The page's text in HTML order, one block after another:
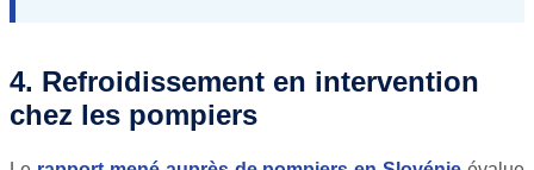
4. Refroidissement en intervention
chez les pompiers